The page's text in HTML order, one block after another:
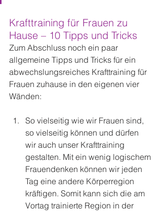
Krafttraining für Frauen zu
Hause – 10 Tipps und Tricks
Zum Abschluss noch ein paar
allgemeine Tipps und Tricks für ein
abwechslungsreiches Krafttraining für
Frauen zuhause in den eigenen vier
Wänden:
So vielseitig wie wir Frauen sind,
so vielseitig können und dürfen
wir auch unser Krafttraining
gestalten. Mit ein wenig logischem
Frauendenken können wir jeden
Tag eine andere Körperregion
kräftigen. Somit kann sich die am
Vortag trainierte Region in der